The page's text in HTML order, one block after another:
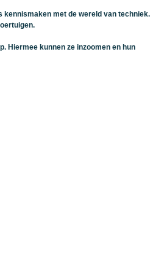
kennismaken met de wereld van techniek.
Hiermee kunnen ze inzoomen en hun